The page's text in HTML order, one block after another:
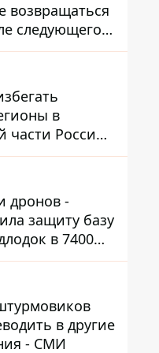
возвращаться
следующего
в
части России,
долетают
дронов -
защиту базу
в 7400
в другие
- СМИ